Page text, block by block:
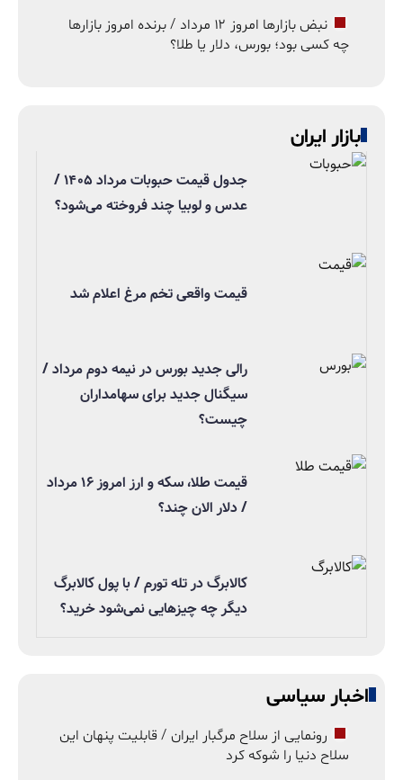
نبض بازارها امروز ۱۲ مرداد / برنده امروز بازارها
چه کسی بود؛ بورس، دلار یا طلا؟
بازار ایران
جدول قیمت حبوبات مرداد ۱۴۰۵ /
عدس و لوبیا چند فروخته می‌شود؟
قیمت واقعی تخم مرغ اعلام شد
رالی جدید بورس در نیمه دوم مرداد /
سیگنال جدید برای سهامداران
چیست؟
قیمت طلا، سکه و ارز امروز ۱۶ مرداد
/ دلار الان چند؟
کالابرگ در تله تورم / با پول کالابرگ
دیگر چه چیزهایی نمی‌شود خرید؟
اخبار سیاسی
رونمایی از سلاح مرگبار ایران / قابلیت پنهان این
سلاح دنیا را شوکه کرد